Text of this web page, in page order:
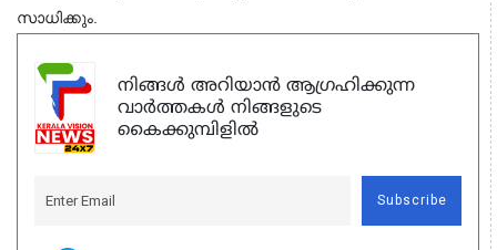
സാധിക്കും.
നിങ്ങൾ അറിയാൻ ആഗ്രഹിക്കുന്ന
വാർത്തകൾ നിങ്ങളുടെ
കൈക്കുമ്പിളിൽ
Subscribe